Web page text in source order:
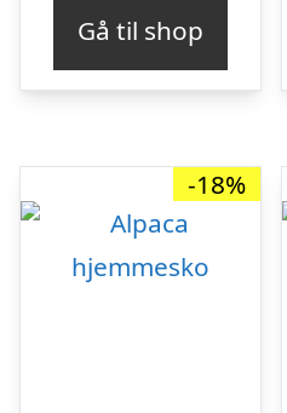
var:
kr. 299,00.kr.
Gå til shop
-18%